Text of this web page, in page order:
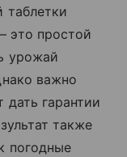
таблетки
это простой
урожай
важно
гарантии
также
погодные